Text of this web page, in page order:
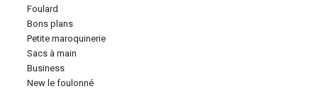
foulard
bons plans
petite maroquinerie
sacs à main
business
new le foulonné